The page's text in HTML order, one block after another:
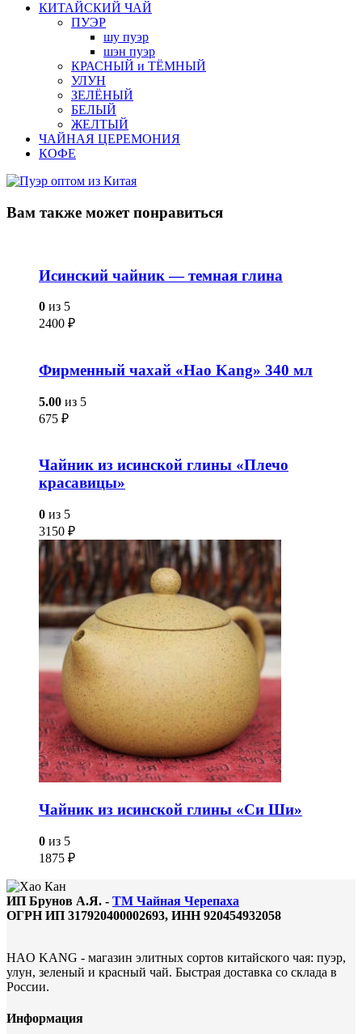
КИТАЙСКИЙ ЧАЙ
ПУЭР
шу пуэр
шэн пуэр
КРАСНЫЙ и ТЁМНЫЙ
УЛУН
ЗЕЛЁНЫЙ
БЕЛЫЙ
ЖЕЛТЫЙ
ЧАЙНАЯ ЦЕРЕМОНИЯ
КОФЕ
Вам также может понравиться
Исинский чайник — темная глина
0 из 5
2400 ₽
Фирменный чахай «Hao Kang» 340 мл
5.00 из 5
675 ₽
Чайник из исинской глины «Плечо
красавицы»
0 из 5
3150 ₽
Чайник из исинской глины «Си Ши»
0 из 5
1875 ₽
ИП Брунов А.Я. - ТМ Чайная Черепаха
ОГРН ИП 317920400002693, ИНН 920454932058
HAO KANG - магазин элитных сортов китайского чая: пуэр,
улун, зеленый и красный чай. Быстрая доставка со склада в
России.
Информация